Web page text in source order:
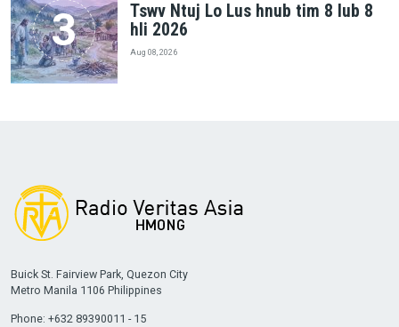
Tswv Ntuj Lo Lus hnub tim 8 lub 8
hli 2026
Aug 08, 2026
Buick St. Fairview Park, Quezon City
Metro Manila 1106 Philippines
Phone: +632 89390011 - 15